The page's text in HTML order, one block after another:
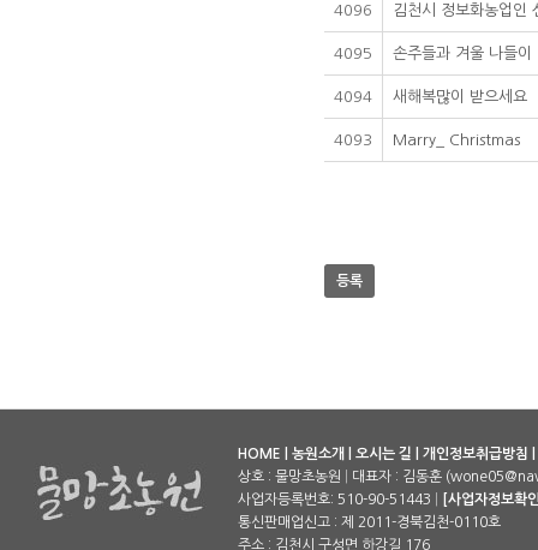
4096 김천시 정보화농업인
4095 손주들과 겨울 나들이
4094 새해복많이 받으세요
4093 Marry_ Christmas
등록
HOME 농원소개 오시는 길 개인정보취급방침
상호 : 물망초농원
대표자 : 김동훈
사업자등록번호: 510-90-51443
[사업자정보확
통신판매업신고 : 제 2011-경북김천-0110호
주소 : 김천시 구성면 하강길 176